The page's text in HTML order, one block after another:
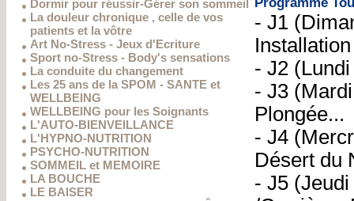
Dormir pour réussir-Gérer son sommeil
La douleur chronique , celle de vos
patients et la vôtre
Art No-Stress - Jeux d'Ecriture
Sport no-Stress - Body's sensations
La conduite du changement
Les 25 ans de la SPOM - SANTE et
WELLBEING
WELLBEING pour les Soignants
L'AUTO-BIENVEILLANCE
L'HYPNO-NUTRITION
PSYCHO-NUTRITION
SOMMEIL et MEMOIRE
LA BOUCHE
LE BAISER
- J1
- J2
- J3
Plongée...
- J4
Désert du
- J5